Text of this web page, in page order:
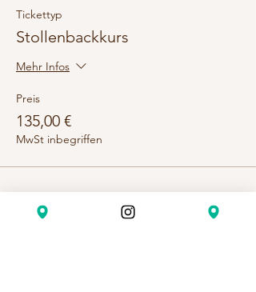
Tickettyp
Stollenbackkurs
Mehr Infos
Preis
135,00 €
MwSt inbegriffen